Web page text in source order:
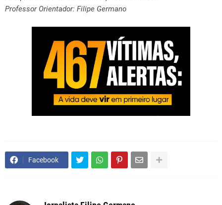
Professor Orientador: Filipe Germano
Facebook